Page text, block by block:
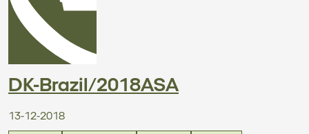
DK-Brazil/2018ASA
13-12-2018